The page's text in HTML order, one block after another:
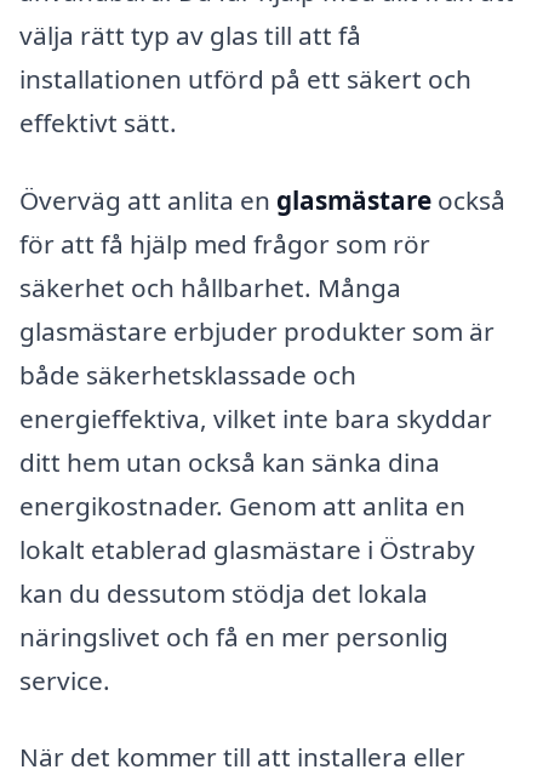
välja rätt typ av glas till att få
installationen utförd på ett säkert och
effektivt sätt.
Överväg att anlita en glasmästare också
för att få hjälp med frågor som rör
säkerhet och hållbarhet. Många
glasmästare erbjuder produkter som är
både säkerhetsklassade och
energieffektiva, vilket inte bara skyddar
ditt hem utan också kan sänka dina
energikostnader. Genom att anlita en
lokalt etablerad glasmästare i Östraby
kan du dessutom stödja det lokala
näringslivet och få en mer personlig
service.
När det kommer till att installera eller